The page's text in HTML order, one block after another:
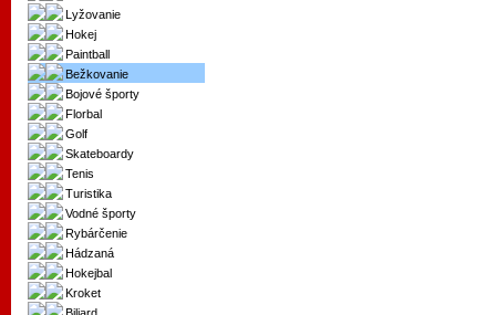
Lyžovanie
Hokej
Paintball
Bežkovanie
Bojové športy
Florbal
Golf
Skateboardy
Tenis
Turistika
Vodné športy
Rybárčenie
Hádzaná
Hokejbal
Kroket